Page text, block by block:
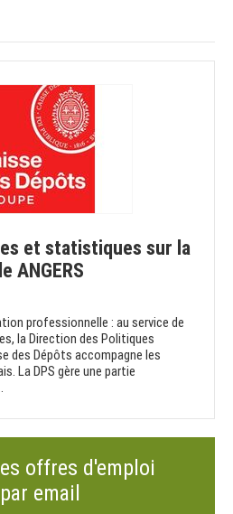
et statistiques sur la
ANGERS
professionnelle : au service de
la Direction des Politiques
des Dépôts accompagne les
La DPS gère une partie
offres d'emploi
email